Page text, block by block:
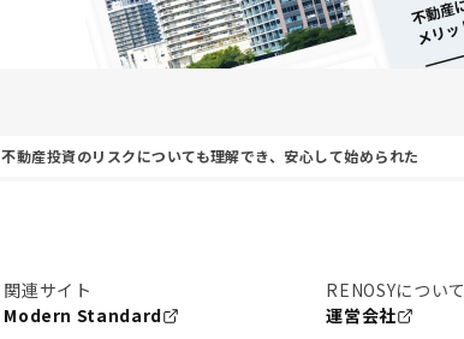
不動産投資のリスクについても理解でき、安心して始められた
関連サイト
Modern Standard
RENOSYについて
運営会社